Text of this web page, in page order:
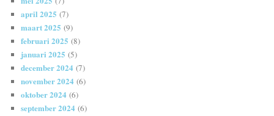
april 2025 (7)
maart 2025 (9)
februari 2025 (8)
januari 2025 (5)
december 2024 (7)
november 2024 (6)
oktober 2024 (6)
september 2024 (6)